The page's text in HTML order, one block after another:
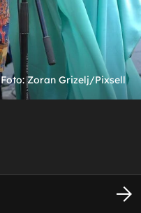
Foto: Zoran Grizelj/Pixsell